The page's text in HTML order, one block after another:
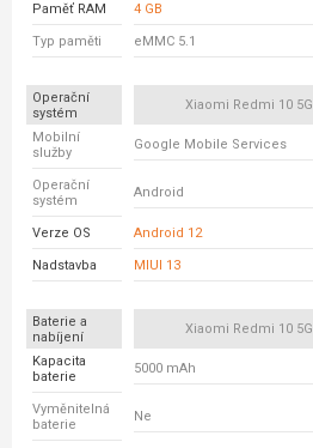
Paměť RAM 4 GB
Typ paměti eMMC 5.1
Operační
systém
Xiaomi Redmi 10 5G
Mobilní
služby
Google Mobile Services
Operační
systém
Android
Verze OS Android 12
Nadstavba MIUI 13
Baterie a
nabíjení
Xiaomi Redmi 10 5G
Kapacita
baterie
5000 mAh
Vyměnitelná
baterie
Ne